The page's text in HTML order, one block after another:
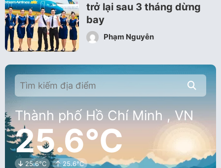
trở lại sau 3 tháng dừng
bay
Phạm Nguyễn
Thành phố Hồ Chí Minh , VN
25.6°C
25.6°C 25.6°C